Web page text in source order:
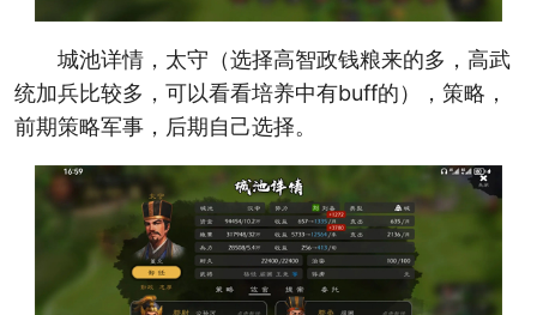
城池详情，太守（选择高智政钱粮来的多，高武
统加兵比较多，可以看看培养中有buff的），策略，
前期策略军事，后期自己选择。